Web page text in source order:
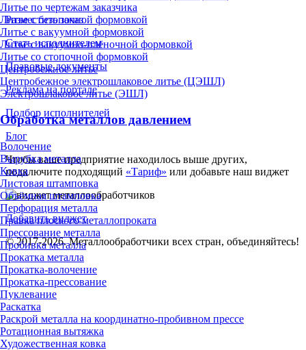
Литье по чертежам заказчика
Литье с безопочной формовкой
Литье с вакуумной формовкой
Литье с вакуумно-плёночной формовкой
Литье со стопочной формовкой
Центробежное литье
Центробежное электрошлаковое литье (ЦЭШЛ)
Электрошлаковое литье (ЭШЛ)
Обработка металлов давлением
Волочение
Вырубка металла
Ковка
Листовая штамповка
Объёмная штамповка
Перфорация металла
Правка плоского металлопроката
Прессование металла
Пробивка металла
Прокатка металла
Прокатка-волочение
Прокатка-прессование
Пуклевание
Раскатка
Раскрой металла на координатно-пробивном прессе
Ротационная вытяжка
Художественная ковка
Разместить заказ
Стать исполнителем
Правовые документы
Реклама на портале
Подбор исполнителей
Блог
Чтобы ваше предприятие находилось выше других,
подключите подходящий «Тариф» или добавьте наш виджет
Добавить виджет
© 2017-2026. Металлообработчики всех стран, объединяйтесь!